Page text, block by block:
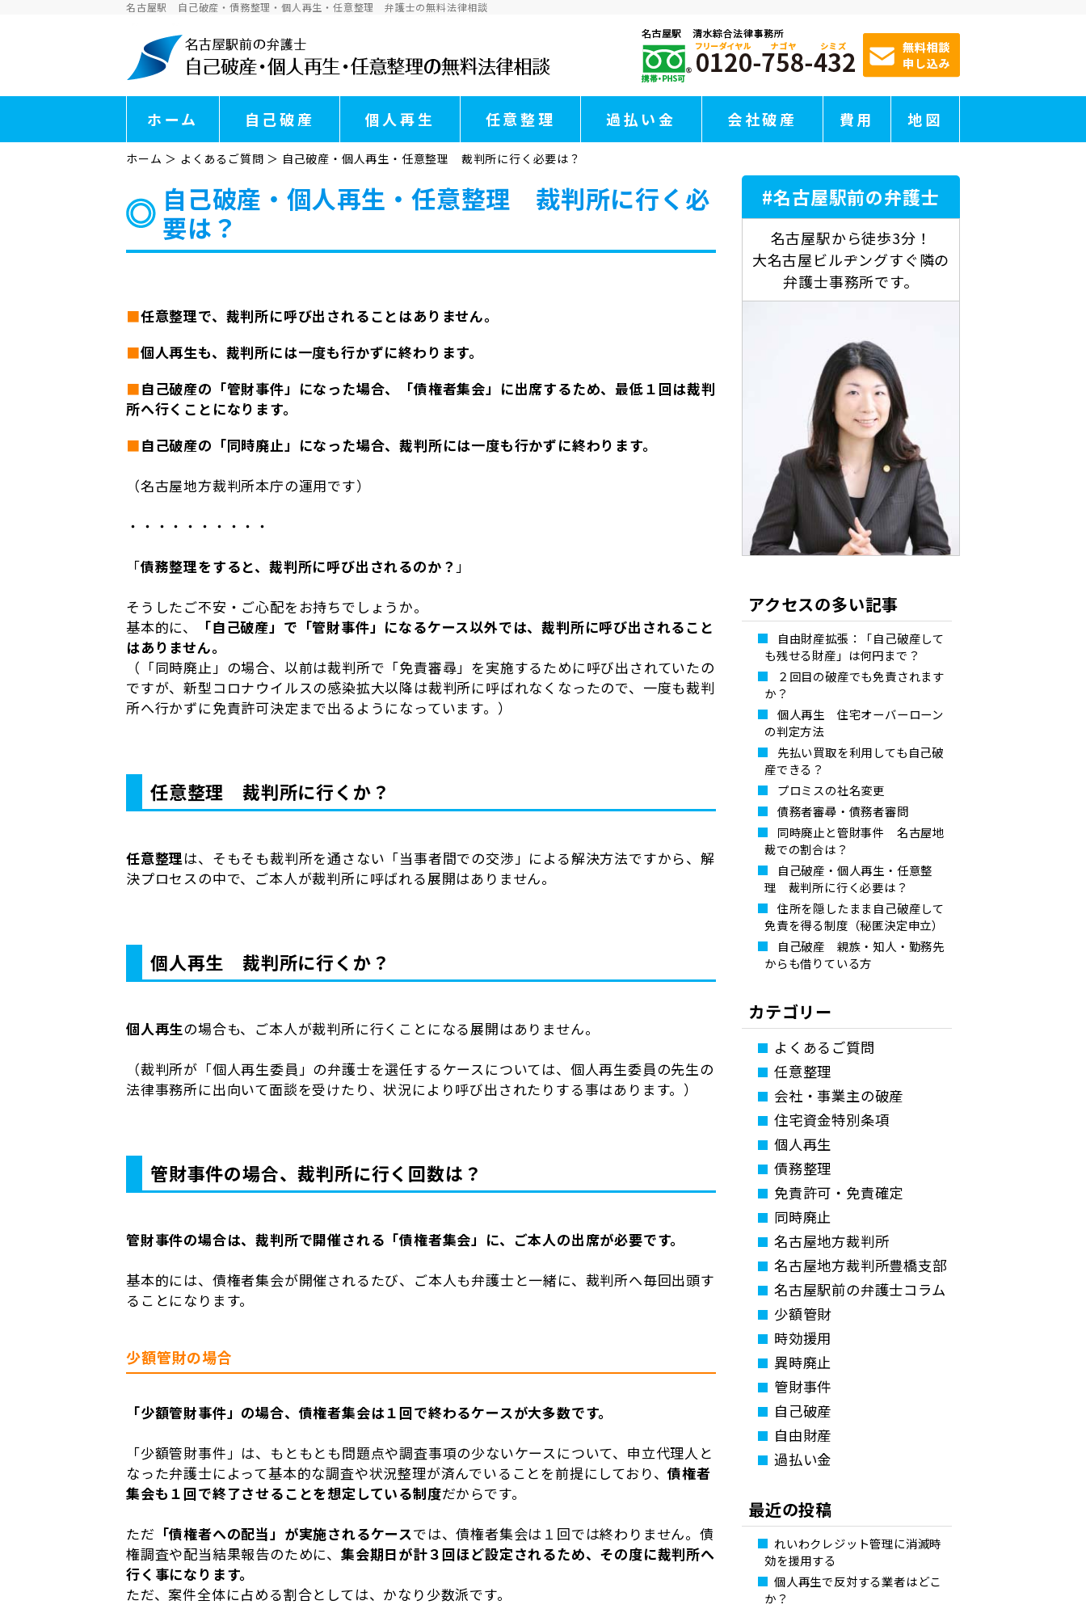
名古屋駅 自己破産・債務整理・個人再生・任意整理 弁護士の無料法律相談
ホーム 自己破産 個人再生 任意整理 過払い金 会社破産 費用 地図
ホーム ＞ よくあるご質問 ＞ 自己破産・個人再生・任意整理 裁判所に行く必要は？
自己破産・個人再生・任意整理 裁判所に行く必
要は？
■任意整理で、裁判所に呼び出されることはありません。
■個人再生も、裁判所には一度も行かずに終わります。
■自己破産の「管財事件」になった場合、「債権者集会」に出席するため、最低１回は裁判
所へ行くことになります。
■自己破産の「同時廃止」になった場合、裁判所には一度も行かずに終わります。
（名古屋地方裁判所本庁の運用です）
・・・・・・・・・・
「債務整理をすると、裁判所に呼び出されるのか？ 」
そうしたご不安・ご心配をお持ちでしょうか。
基本的に、
「自己破産」で「管財事件」になるケース以外では、裁判所に呼び出されること
はありません。
（「同時廃止」の場合、以前は裁判所で「免責審尋」を実施するために呼び出されていたの
ですが、新型コロナウイルスの感染拡大以降は裁判所に呼ばれなくなったので、一度も裁判
所へ行かずに免責許可決定まで出るようになっています。）
任意整理 裁判所に行くか？
任意整理は、そもそも裁判所を通さない「当事者間での交渉」による解決方法ですから、解
決プロセスの中で、ご本人が裁判所に呼ばれる展開はありません。
個人再生 裁判所に行くか？
個人再生の場合も、ご本人が裁判所に行くことになる展開はありません。
（裁判所が「個人再生委員」の弁護士を選任するケースについては、個人再生委員の先生の
法律事務所に出向いて面談を受けたり、状況により呼び出されたりする事はあります。）
管財事件の場合、裁判所に行く回数は？
管財事件の場合は、裁判所で開催される「債権者集会」に、ご本人の出席が必要です。
基本的には、債権者集会が開催されるたび、ご本人も弁護士と一緒に、裁判所へ毎回出頭す
ることになります。
少額管財の場合
「少額管財事件」の場合、債権者集会は１回で終わるケースが大多数です。
「少額管財事件」は、もともとも問題点や調査事項の少ないケースについて、申立代理人と
なった弁護士によって基本的な調査や状況整理が済んでいることを前提にしており、債権者
集会も１回で終了させることを想定している制度だからです。
ただ 「債権者への配当」が実施されるケースでは、債権者集会は１回では終わりません。債
権調査や配当結果報告のために、 集会期日が計３回ほど設定されるため、その度に裁判所へ
行く事になります。
ただ、案件全体に占める割合としては、かなり少数派です。
#名古屋駅前の弁護士
名古屋駅から徒歩3分！
大名古屋ビルヂングすぐ隣の
弁護士事務所です。
アクセスの多い記事
自由財産拡張：「自己破産して
も残せる財産」は何円まで？
２回目の破産でも免責されます
か？
個人再生 住宅オーバーローン
の判定方法
先払い買取を利用しても自己破
産できる？
プロミスの社名変更
債務者審尋・債務者審問
同時廃止と管財事件 名古屋地
裁での割合は？
自己破産・個人再生・任意整
理 裁判所に行く必要は？
住所を隠したまま自己破産して
免責を得る制度（秘匿決定申立）
自己破産 親族・知人・勤務先
からも借りている方
カテゴリー
よくあるご質問
任意整理
会社・事業主の破産
住宅資金特別条項
個人再生
債務整理
免責許可・免責確定
同時廃止
名古屋地方裁判所
名古屋地方裁判所豊橋支部
名古屋駅前の弁護士コラム
少額管財
時効援用
異時廃止
管財事件
自己破産
自由財産
過払い金
最近の投稿
れいわクレジット管理に消滅時
効を援用する
個人再生で反対する業者はどこ
か？